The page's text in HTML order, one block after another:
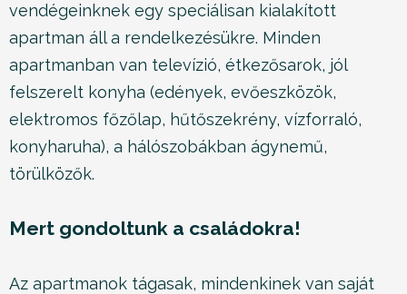
vendégeinknek egy speciálisan kialakított
apartman áll a rendelkezésükre. Minden
apartmanban van televízió, étkezősarok, jól
felszerelt konyha (edények, evőeszközök,
elektromos főzőlap, hűtőszekrény, vízforraló,
konyharuha), a hálószobákban ágynemű,
törülközők.
Mert gondoltunk a családokra!
Az apartmanok tágasak, mindenkinek van saját